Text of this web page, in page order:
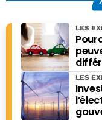
LES
LES